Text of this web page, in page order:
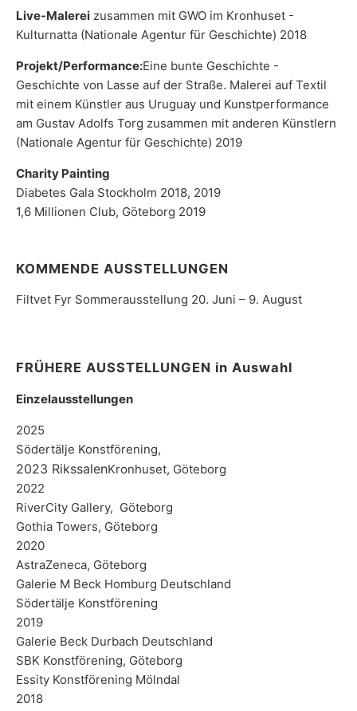
Live-Malerei zusammen mit GWO im Kronhuset -
Kulturnatta (Nationale Agentur für Geschichte) 2018
Projekt/Performance:Eine bunte Geschichte -
Geschichte von Lasse auf der Straße. Malerei auf Textil
mit einem Künstler aus Uruguay und Kunstperformance
am Gustav Adolfs Torg zusammen mit anderen Künstlern
(Nationale Agentur für Geschichte) 2019
Charity Painting
Diabetes Gala Stockholm 2018, 2019
1,6 Millionen Club, Göteborg 2019
KOMMENDE AUSSTELLUNGEN
Filtvet Fyr Sommerausstellung 20. Juni – 9. August
FRÜHERE AUSSTELLUNGEN in Auswahl
Einzelausstellungen
2025
Södertälje Konstförening,
2023 RikssalenKronhuset, Göteborg
2022
RiverCity Gallery, Göteborg
Gothia Towers, Göteborg
2020
AstraZeneca, Göteborg
Galerie M Beck Homburg Deutschland
Södertälje Konstförening
2019
Galerie Beck Durbach Deutschland
SBK Konstförening, Göteborg
Essity Konstförening Mölndal
2018